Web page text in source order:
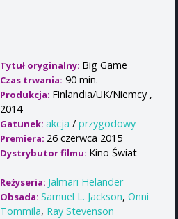
Tytuł oryginalny: Big Game
Czas trwania: 90 min.
Produkcja: Finlandia/UK/Niemcy ,
2014
Gatunek: akcja / przygodowy
Premiera: 26 czerwca 2015
Dystrybutor filmu: Kino Świat
Reżyseria: Jalmari Helander
Obsada: Samuel L. Jackson, Onni
Tommila, Ray Stevenson